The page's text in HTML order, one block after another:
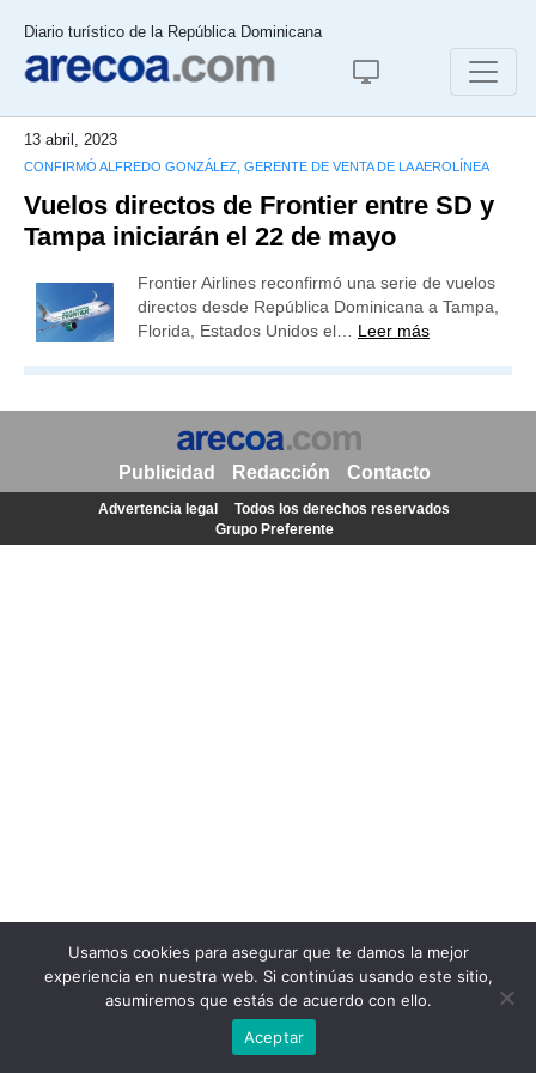
Diario turístico de la República Dominicana
13 abril, 2023
CONFIRMÓ ALFREDO GONZÁLEZ, GERENTE DE VENTA DE LA AEROLÍNEA
Vuelos directos de Frontier entre SD y
Tampa iniciarán el 22 de mayo
Frontier Airlines reconfirmó una serie de vuelos
directos desde República Dominicana a Tampa,
Florida, Estados Unidos el… Leer más
Usamos cookies para asegurar que te damos la mejor
experiencia en nuestra web. Si continúas usando este sitio,
asumiremos que estás de acuerdo con ello.
Aceptar
Publicidad Redacción Contacto
Advertencia legal
Todos los derechos reservados
Grupo Preferente